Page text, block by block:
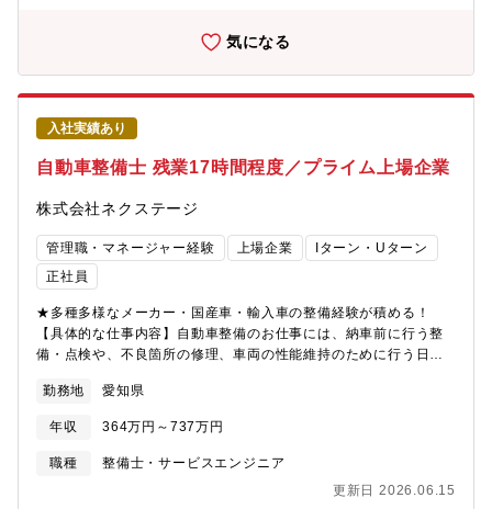
365（Power Automate 等）を活用した業務改善の企画・推進・
社内システムの要件定義・機能改善の提案・DXプロジェクトの進
行管理、ベンダーコントロール・各部署と連携した業務フローの
見直し・標準化【仕事の魅力】・経営・事業戦略と直結したDXに
携われるため、「会社が変わる手応え」を強く感じられます。・
改善の成果が数字や現場の変化として見え、評価されやすい環境
です。・裁量が大きく、提案から実装まで一貫して関われま
す。・急成長企業ならではのスピード感の中で、ITスキルだけで
なくビジネス視点も身につきます。【募集背景】事業拡大に伴
い、業務効率化・DX推進の重要性がますます高まっています。変
化を楽しみながら、会社の成長を自分の成長として実感したい方
と、ぜひ一緒に次の10年をつくっていきたいと考えています。
気になる
入社実績あり
自動車整備士 残業17時間程度／プライム上場企業
株式会社ネクステージ
管理職・マネージャー経験 上場企業
Iターン・Uターン
正社員
★多種多様なメーカー・国産車・輸入車の整備経験が積める！
【具体的な仕事内容】自動車整備のお仕事には、納車前に行う整
備・点検や、不良箇所の修理、車両の性能維持のために行う日常
を行っていただきますが、未経験者の方、経験者の方、個々の能
力・スキルに応じて、作業をお任せします！【未経験者の方であ
れば…】■タイヤやオイル交換など基本的な作業からスタートしま
す！■整備士資格を持つ先輩社員が教育担当としてあなたの成長を
をサポート！ （取得にかかった講習費や受験費用などを会社が
勤務地 愛知県
年収 364万円～737万円
職種
整備士・サービスエンジニア
更新日 2026.06.15